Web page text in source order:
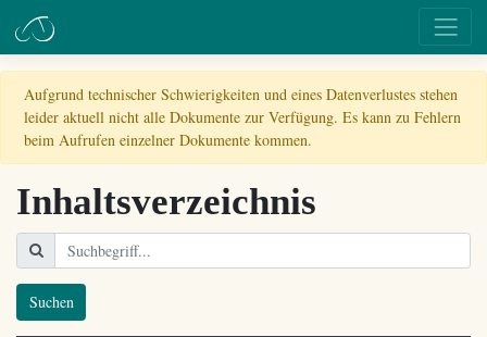
Aufgrund technischer Schwierigkeiten und eines Datenverlustes stehen
leider aktuell nicht alle Dokumente zur Verfügung. Es kann zu Fehlern
beim Aufrufen einzelner Dokumente kommen.
Inhaltsverzeichnis
Suchen